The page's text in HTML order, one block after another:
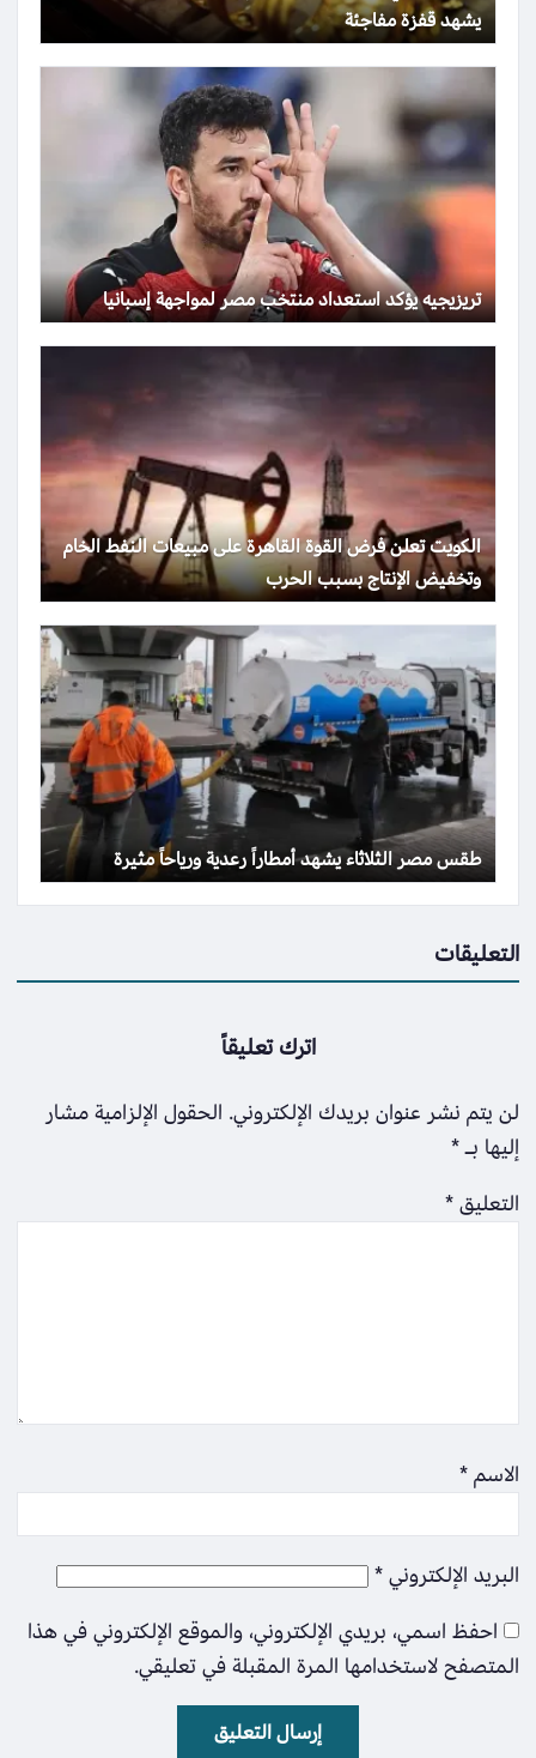
يشهد قفزة مفاجئة
تريزيجيه يؤكد استعداد منتخب مصر لمواجهة إسبانيا
الكويت تعلن فرض القوة القاهرة على مبيعات النفط الخام
وتخفيض الإنتاج بسبب الحرب
طقس مصر الثلاثاء يشهد أمطاراً رعدية ورياحاً مثيرة
التعليقات
اترك تعليقاً
لن يتم نشر عنوان بريدك الإلكتروني. الحقول الإلزامية مشار
إليها بـ*
التعليق*
الاسم*
البريد الإلكتروني*
احفظ اسمي، بريدي الإلكتروني، والموقع الإلكتروني في هذا
المتصفح لاستخدامها المرة المقبلة في تعليقي.